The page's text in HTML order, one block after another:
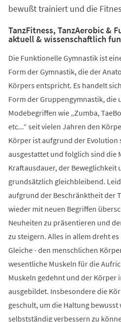
bewußt trainiert und die
TanzFitness, TanzAerobic &
aktuell & wissenschaftlich
Die Funktionelle Gymnastik ist
Form der Gymnastik, die der
Körpers entspricht. Es handelt
Form der Gruppengymnastik, die
Modebegriffen wie „Zumba,
etc...“ seit vielen Jahren den
Körper ist aufgrund der Evolution
ausgestattet und folglich sind die
Kraftausdauer, der
grundsätzlich gleichbleibend.
aufgrund der Beschränktheit der
wieder mit neuen Begriffen
Neuheiten zu präsentieren und
zu steigern. Alles in allem dreht
Gleiche - den menschlichen
wesentliche Muskeln für die
Muskeln gedehnt und der Körper
ausgebildet. Insbesondere die
geschult, um die Haltung
selbstständig verbessern zu